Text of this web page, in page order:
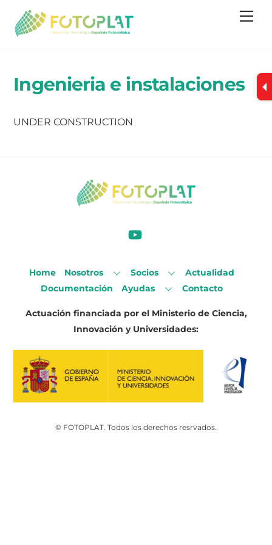
content
Ingenieria e instalaciones
UNDER CONSTRUCTION
Home Nosotros Socios
Actualidad
Documentación
Ayudas Contacto
Actuación financiada por el Ministerio de Ciencia,
Innovación y Universidades:
© FOTOPLAT. Todos los derechos resrvados.